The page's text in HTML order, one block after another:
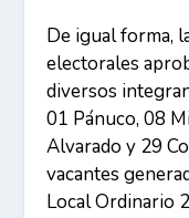
De igual forma,
electorales
diversos
01 Pánuco, 08
Alvarado y 29
vacantes
Local Ordinario